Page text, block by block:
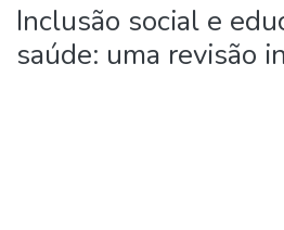
Estatísticas
Autoarquivamento
Inclusão social e
saúde: uma revisão